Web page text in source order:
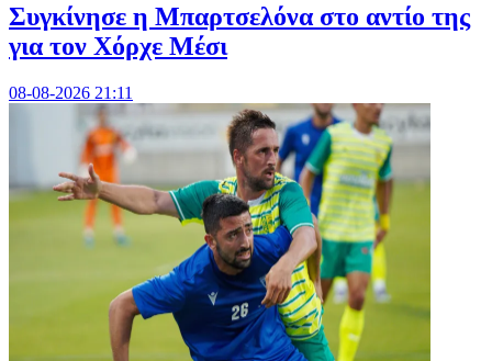
Συγκίνησε η Μπαρτσελόνα στο αντίο της
για τον Χόρχε Μέσι
08-08-2026 21:11